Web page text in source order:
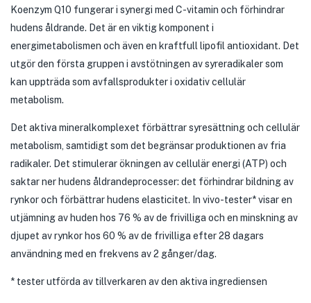
Koenzym Q10 fungerar i synergi med C-vitamin och förhindrar
hudens åldrande. Det är en viktig komponent i
energimetabolismen och även en kraftfull lipofil antioxidant. Det
utgör den första gruppen i avstötningen av syreradikaler som
kan uppträda som avfallsprodukter i oxidativ cellulär
metabolism.
Det aktiva mineralkomplexet förbättrar syresättning och cellulär
metabolism, samtidigt som det begränsar produktionen av fria
radikaler. Det stimulerar ökningen av cellulär energi (ATP) och
saktar ner hudens åldrandeprocesser: det förhindrar bildning av
rynkor och förbättrar hudens elasticitet. In vivo-tester* visar en
utjämning av huden hos 76 % av de frivilliga och en minskning av
djupet av rynkor hos 60 % av de frivilliga efter 28 dagars
användning med en frekvens av 2 gånger/dag.
* tester utförda av tillverkaren av den aktiva ingrediensen